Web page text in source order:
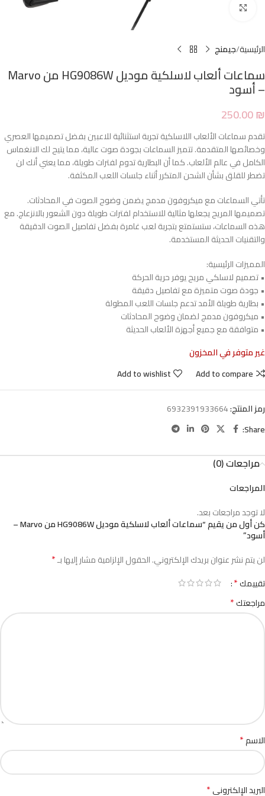
الرئيسية جيمنج
سماعات ألعاب لاسلكية موديل HG9086W من Marvo
– أسود
250.00₪
تقدم سماعات الألعاب اللاسلكية تجربة استثنائية للاعبين بفضل تصميمها العصري
وخصائصها المتقدمة. تتميز السماعات بجودة صوت عالية، مما يتيح لك الانغماس
الكامل في عالم الألعاب. كما أن البطارية تدوم لفترات طويلة، مما يعني أنك لن
تضطر للقلق بشأن الشحن المتكرر أثناء جلسات اللعب المكثفة.
تأتي السماعات مع ميكروفون مدمج يضمن وضوح الصوت في المحادثات.
تصميمها المريح يجعلها مثالية للاستخدام لفترات طويلة دون الشعور بالانزعاج. مع
هذه السماعات، ستستمتع بتجربة لعب غامرة بفضل تفاصيل الصوت الدقيقة
والتقنيات الحديثة المستخدمة.
المميزات الرئيسية:
• تصميم لاسلكي مريح يوفر حرية الحركة
• جودة صوت متميزة مع تفاصيل دقيقة
• بطارية طويلة الأمد تدعم جلسات اللعب المطولة
• ميكروفون مدمج لضمان وضوح المحادثات
• متوافقة مع جميع أجهزة الألعاب الحديثة
غير متوفر في المخزون
Add to compare
Add to wishlist
رمز المنتج:6932391933664
Share:
مراجعات (0)
المراجعات
لا توجد مراجعات بعد.
كن أول من يقيم “سماعات ألعاب لاسلكية موديل HG9086W من Marvo –
أسود”
لن يتم نشر عنوان بريدك الإلكتروني.الحقول الإلزامية مشار إليها بـ*
تقييمك*
مراجعتك*
الاسم*
البريد الإلكتروني*